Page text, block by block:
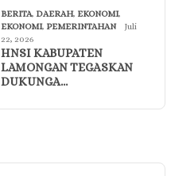
BERITA, DAERAH, EKONOMI,
EKONOMI, PEMERINTAHAN
Juli
22, 2026
HNSI KABUPATEN
LAMONGAN TEGASKAN
DUKUNGA…